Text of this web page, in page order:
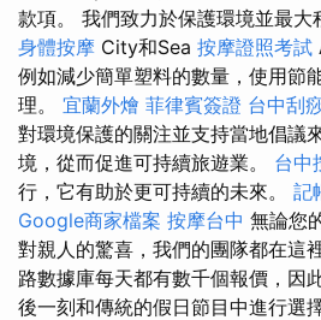
款項。 我們致力於保護環境並最大
身體按摩 City和Sea 按摩證照考試
例如減少簡單塑料的數量，使用節
理。 宜蘭外燴 菲律賓簽證 台中刮
對環境保護的關注並支持當地倡議
境，從而促進可持續旅遊業。 台中
行，它有助於更​​可持續的未來。 記
Google商家檔案 按摩台中 無論您
對親人的驚喜，我們的團隊都在這
路數據庫每天都有數千個報價，因
後一刻和傳統的假日節目中進行選